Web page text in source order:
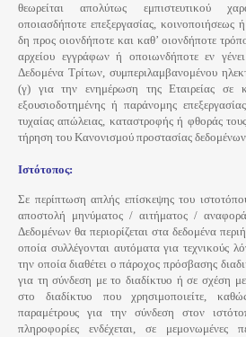
θεωρείται απολύτως εμπιστευτικού
οποιασδήποτε επεξεργασίας, κοινοποιήσεως
δη προς οιονδήποτε και καθ’ οιονδήποτε
αρχείου εγγράφων ή οποιωνδήποτε εν
Δεδομένα Τρίτων, συμπεριλαμβανομένου
(γ) για την ενημέρωση της Εταιρείας σε
εξουσιοδοτημένης ή παράνομης
τυχαίας απώλειας, καταστροφής ή φθοράς
τήρηση του Κανονισμού προστασίας
Ιστότοπος:
Σε περίπτωση απλής επίσκεψης του
αποστολή μηνύματος / αιτήματος /
Δεδομένων θα περιορίζεται στα δεδομένα
οποία συλλέγονται αυτόματα για τεχνικούς
την οποία διαθέτει ο πάροχος πρόσβασης
για τη σύνδεση με το διαδίκτυο ή σε σχέση
στο διαδίκτυο που χρησιμοποιείτε,
παραμέτρους για την σύνδεση στον
πληροφορίες ενδέχεται, σε μεμονωμένες